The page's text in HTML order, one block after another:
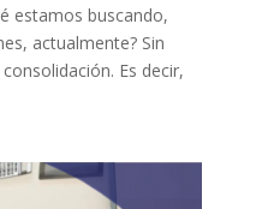
estamos buscando,
actualmente? Sin
Es decir,